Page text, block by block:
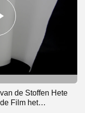
de Stoffen Hete
Film het